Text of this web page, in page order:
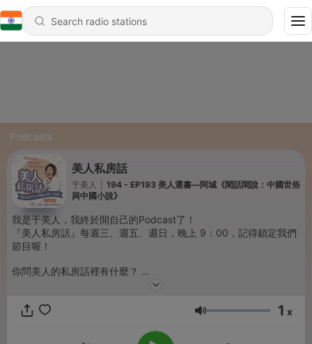
Podcasts
美人私房話
于美人
194 - EP193 美人選書—阿城《閑話閑說：中國世俗
與中國小說》
我是于美人，我終於開自己的Podcast了！
『美人私房話』每週三、週五、週日，晚上 9：00，記得鎖定我們
節目喔！
你問美人的私房話裡有什麼？
不管你是想要學會如何掌握自己的命運，
又或是想要知道美人每天都在做些什麼、關心什麼？
快來跟美人一起聊聊私房話吧～
Volume 1 x